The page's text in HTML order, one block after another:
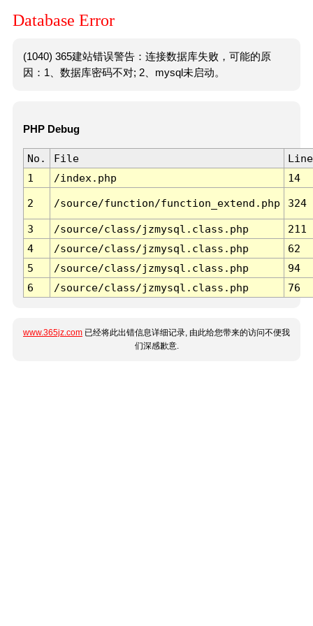
Database Error
(1040) 365建站错误警告：连接数据库失败，可能的原
因：1、数据库密码不对; 2、mysql未启动。
PHP Debug
No. File
Line
1
/index.php 14
2 /source/function/function_extend.php 324
3 /source/class/jzmysql.class.php
211
4
/source/class/jzmysql.class.php
62
5
/source/class/jzmysql.class.php
94
6
/source/class/jzmysql.class.php 76
www.365jz.com 已经将此出错信息详细记录, 由此给您带来的访问不便我
们深感歉意.